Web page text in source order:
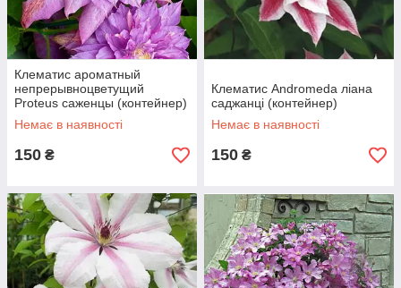
Клематис ароматный
непрерывноцветущий
Proteus саженцы (контейнер)
Немає в наявності
150 ₴
Клематис Andromeda ліана
саджанці (контейнер)
Немає в наявності
150 ₴